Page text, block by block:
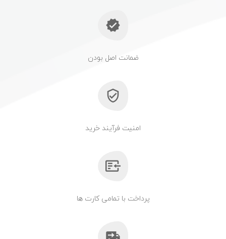
ضمانت اصل بودن
امنیت فرآیند خرید
پرداخت با تمامی کارت ها